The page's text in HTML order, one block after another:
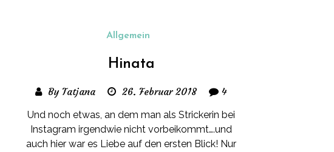
Allgemein
Hinata
By Tatjana 26. Februar 2018 4
Und noch etwas, an dem man als Strickerin bei
Instagram irgendwie nicht vorbeikommt….und
auch hier war es Liebe auf den ersten Blick! Nur